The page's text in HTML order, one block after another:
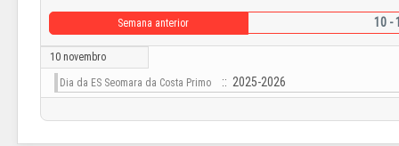
Semana anterior 10 -
10 novembro
Dia da ES Seomara da Costa Primo :: 2025-2026